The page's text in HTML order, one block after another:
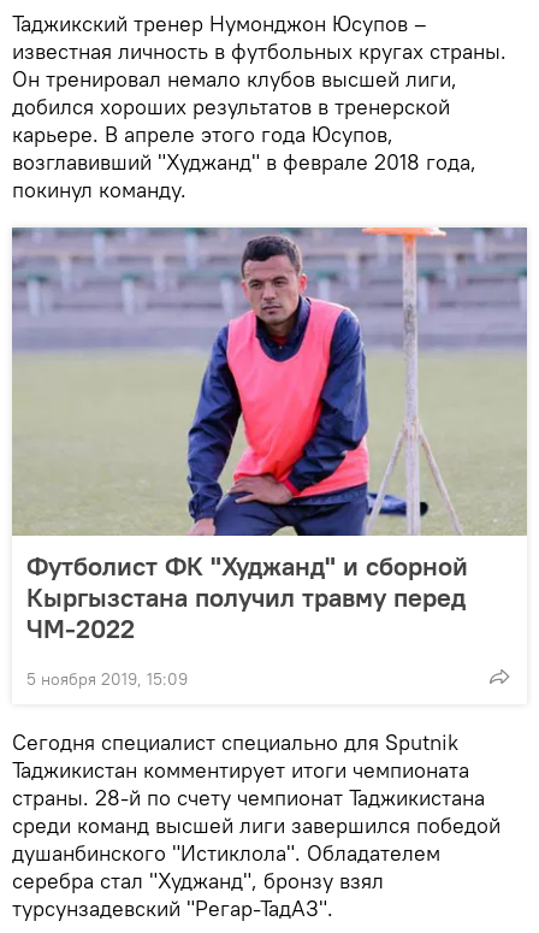
Таджикский тренер Нумонджон Юсупов –
известная личность в футбольных кругах страны.
Он тренировал немало клубов высшей лиги,
добился хороших результатов в тренерской
карьере. В апреле этого года Юсупов,
возглавивший "Худжанд" в феврале 2018 года,
покинул команду.
Футболист ФК "Худжанд" и сборной
Кыргызстана получил травму перед
ЧМ-2022
5 ноября 2019, 15:09
Сегодня специалист специально для Sputnik
Таджикистан комментирует итоги чемпионата
страны. 28-й по счету чемпионат Таджикистана
среди команд высшей лиги завершился победой
душанбинского "Истиклола". Обладателем
серебра стал "Худжанд", бронзу взял
турсунзадевский "Регар-ТадАЗ".